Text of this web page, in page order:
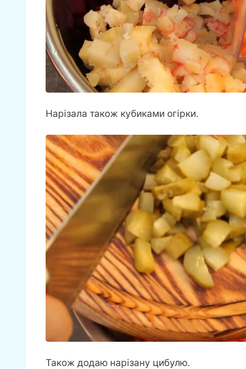
Нарізала також кубиками огірки.
Також додаю нарізану цибулю.